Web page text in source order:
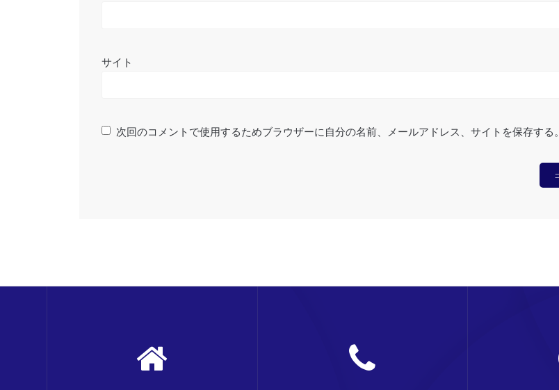
サイト
次回のコメントで使用するためブラウザーに自分の名前、メールアドレス、サイトを保存する。